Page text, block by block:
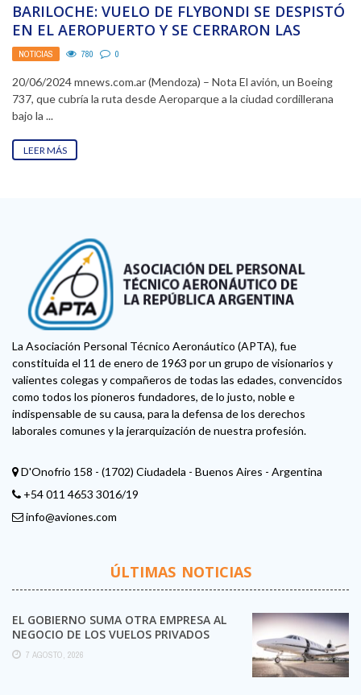
BARILOCHE: VUELO DE FLYBONDI SE DESPISTÓ
EN EL AEROPUERTO Y SE CERRARON LAS
OPERACIONES
NOTICIAS 780 0
20/06/2024 mnews.com.ar (Mendoza) – Nota El avión, un Boeing
737, que cubría la ruta desde Aeroparque a la ciudad cordillerana
bajo la ...
LEER MÁS
La Asociación Personal Técnico Aeronáutico (APTA), fue
constituida el 11 de enero de 1963 por un grupo de visionarios y
valientes colegas y compañeros de todas las edades, convencidos
como todos los pioneros fundadores, de lo justo, noble e
indispensable de su causa, para la defensa de los derechos
laborales comunes y la jerarquización de nuestra profesión.
D'Onofrio 158 - (1702) Ciudadela - Buenos Aires - Argentina
+54 011 4653 3016/19
info@aviones.com
ÚLTIMAS NOTICIAS
EL GOBIERNO SUMA OTRA EMPRESA AL
NEGOCIO DE LOS VUELOS PRIVADOS
7 AGOSTO, 2026